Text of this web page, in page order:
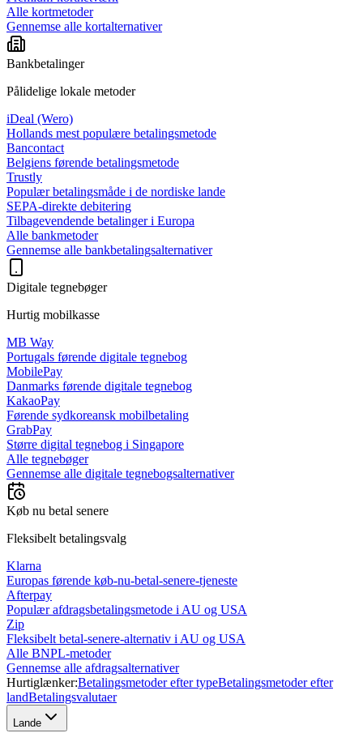
Alle kortmetoder
Gennemse alle kortalternativer
Bankbetalinger
Pålidelige lokale metoder
iDeal (Wero)
Hollands mest populære betalingsmetode
Bancontact
Belgiens førende betalingsmetode
Trustly
Populær betalingsmåde i de nordiske lande
SEPA-direkte debitering
Tilbagevendende betalinger i Europa
Alle bankmetoder
Gennemse alle bankbetalingsalternativer
Digitale tegnebøger
Hurtig mobilkasse
MB Way
Portugals førende digitale tegnebog
MobilePay
Danmarks førende digitale tegnebog
KakaoPay
Førende sydkoreansk mobilbetaling
GrabPay
Større digital tegnebog i Singapore
Alle tegnebøger
Gennemse alle digitale tegnebogsalternativer
Køb nu betal senere
Fleksibelt betalingsvalg
Klarna
Europas førende køb-nu-betal-senere-tjeneste
Afterpay
Populær afdragsbetalingsmetode i AU og USA
Zip
Fleksibelt betal-senere-alternativ i AU og USA
Alle BNPL-metoder
Gennemse alle afdragsalternativer
Hurtiglænker:Betalingsmetoder efter typeBetalingsmetoder efter
landBetalingsvalutaer
Lande